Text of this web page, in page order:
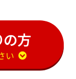
の方
い